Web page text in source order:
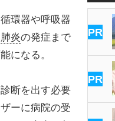
環器や呼吸器
肺炎の発症まで
になる。
断を出す必要
ーに病院の受
PR
PR